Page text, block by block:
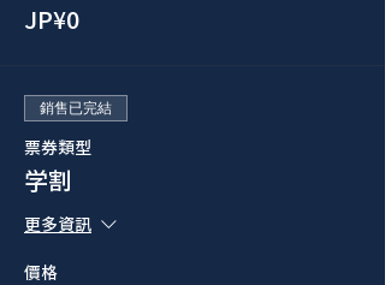
JP¥0
銷售已完結
票券類型
学割
更多資訊
價格